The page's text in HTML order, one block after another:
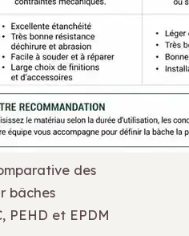
des
bâches
PEHD et EPDM